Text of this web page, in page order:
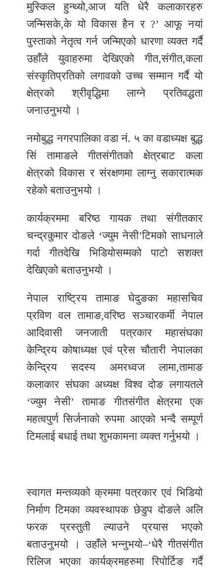
मुस्किल हुन्थ्यो,आज यति धेरै कलाकारहरु
जन्मिसके,के यो विकास हैन र ?’ आफू नयां
पुस्ताको नेतृत्व गर्न जन्मिएको धारणा व्यक्त गर्दै
उहाँले युवाहरुमा देखिएको गीत,संगीत,कला
संस्कृतिप्रतिको लगावको उच्च सम्मान गर्दै यो
क्षेत्रको श्रीवृद्धिमा लाग्ने प्रतिवद्धता
जनाउनुभयो ।
नमोबुद्ध नगरपालिका वडा नं. ५ का वडाध्यक्ष बुद्ध
सिं तामाङले गीतसंगीतको क्षेत्रबाट कला
क्षेत्रको विकास र संरक्षणमा लाग्नु सकारात्मक
रहेको बताउनुभयो ।
कार्यक्रममा बरिष्ठ गायक तथा संगीतकार
चन्द्रकुमार दोङले ‘ज्युम नेसी’टिमको साधनाले
गर्दा गीतदेखि भिडियोसम्मको पाटो सशक्त
देखिएको बताउनुभयो ।
नेपाल राष्ट्रिय तामाङ घेदुङका महासचिव
प्रविण वल तामाङ,वरिष्ठ सञ्चारकर्मी नेपाल
आदिवासी जनजाती पत्रकार महासंघका
केन्द्रिय कोषाध्यक्ष एवं प्रेस चौतारी नेपालका
केन्द्रिय सदस्य अमरध्वज लामा,तामाङ
कलाकार संघका अध्यक्ष विश्व दोङ लगायतले
‘ज्युम नेसी’ तामाङ गीतसंगीत क्षेत्रमा एक
महत्वपुर्ण सिर्जनाको रुपमा आएको भन्दै सम्पूर्ण
टिमलाई बधाई तथा शुभकामना व्यक्त गर्नुभयो ।
स्वागत मन्तव्यको क्रममा पत्रकार एवं भिडियो
निर्माण टिमका व्यवस्थापक छेडुप दोङले अलि
फरक प्रस्तुती ल्याउने प्रयास भएको
बताउनुभयो । उहाँले भन्नुभयो–‘धेरै गीतसंगीत
रिलिज भएका कार्यक्रमहरुमा रिपोर्टिङ गर्दै